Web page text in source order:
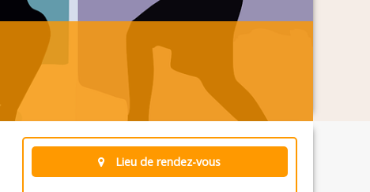
Lieu de rendez-vous